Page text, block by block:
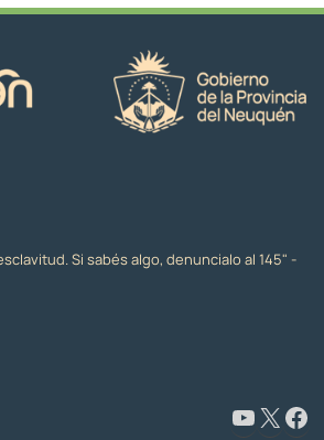
Si sabés algo, denuncialo al 145" -
www.youtube.com/@CapacitaciónyFormaciónNeuquén X Facebook